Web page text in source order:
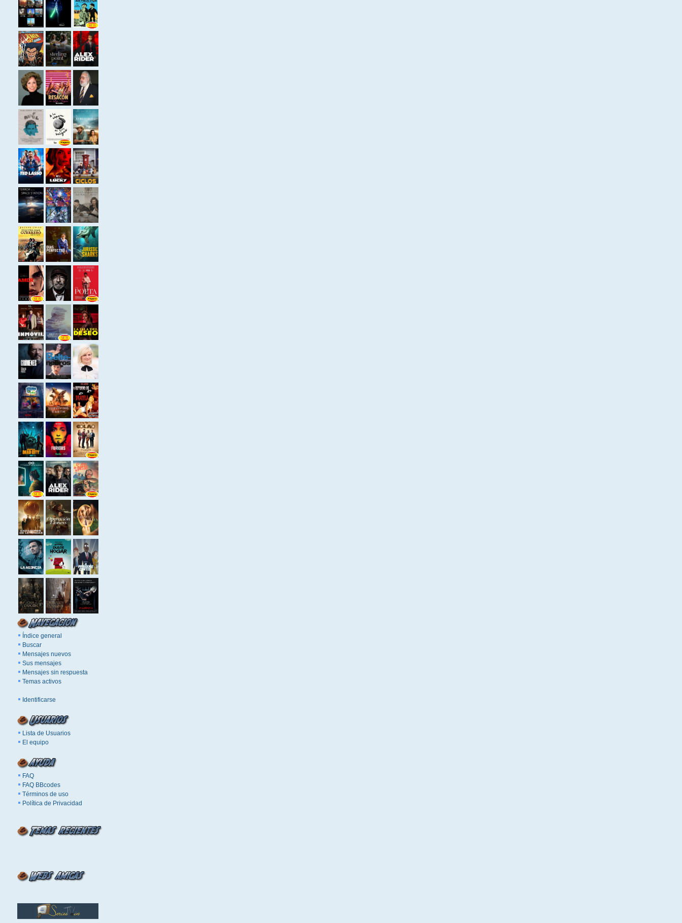
Índice general
Buscar
Mensajes nuevos
Sus mensajes
Mensajes sin respuesta
Temas activos
Identificarse
Lista de Usuarios
El equipo
FAQ
FAQ BBcodes
Términos de uso
Política de Privacidad